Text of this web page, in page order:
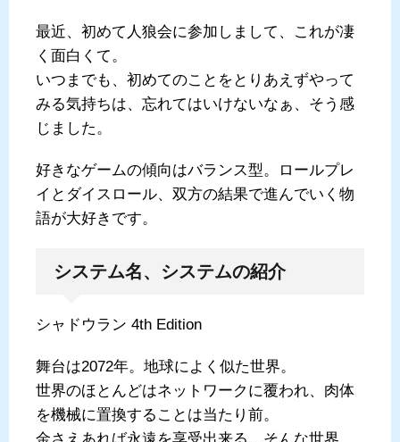
最近、初めて人狼会に参加しまして、これが凄
く面白くて。
いつまでも、初めてのことをとりあえずやって
みる気持ちは、忘れてはいけないなぁ、そう感
じました。
好きなゲームの傾向はバランス型。ロールプレ
イとダイスロール、双方の結果で進んでいく物
語が大好きです。
システム名、システムの紹介
シャドウラン 4th Edition
舞台は2072年。地球によく似た世界。
世界のほとんどはネットワークに覆われ、肉体
を機械に置換することは当たり前。